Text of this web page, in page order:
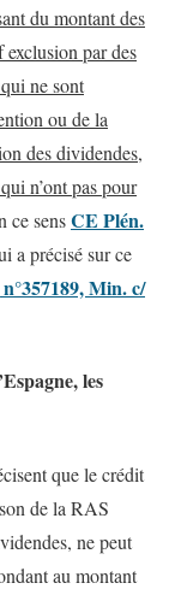
du montant des
par des
ne sont
ou de la
des dividendes,
n’ont pas pour
ce sensCE Plén.
a précisé sur ce
Min. c/
les
que le crédit
de la RAS
ne peut
au montant